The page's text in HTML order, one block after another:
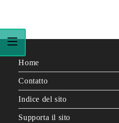
Home
Contatto
Indice del sito
Supporta il sito